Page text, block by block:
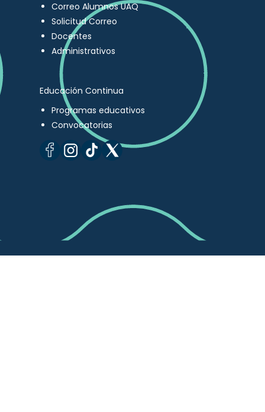
Correo Alumnos UAQ
Solicitud Correo
Docentes
Administrativos
Educación Continua
Programas educativos
Convocatorias